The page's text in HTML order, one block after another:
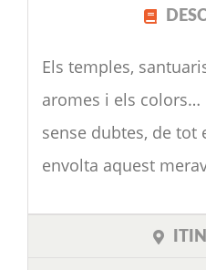
Els temples,
aromes i els colors…
sense dubtes, de tot
envolta aquest